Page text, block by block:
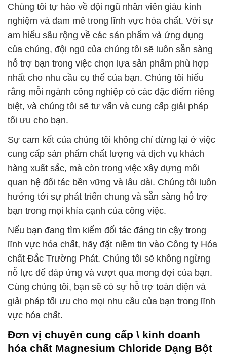
Chúng tôi tự hào về đội ngũ nhân viên giàu kinh
nghiệm và đam mê trong lĩnh vực hóa chất. Với sự
am hiểu sâu rộng về các sản phẩm và ứng dụng
của chúng, đội ngũ của chúng tôi sẽ luôn sẵn sàng
hỗ trợ bạn trong việc chọn lựa sản phẩm phù hợp
nhất cho nhu cầu cụ thể của bạn. Chúng tôi hiểu
rằng mỗi ngành công nghiệp có các đặc điểm riêng
biệt, và chúng tôi sẽ tư vấn và cung cấp giải pháp
tối ưu cho bạn.
Sự cam kết của chúng tôi không chỉ dừng lại ở việc
cung cấp sản phẩm chất lượng và dịch vụ khách
hàng xuất sắc, mà còn trong việc xây dựng mối
quan hệ đối tác bền vững và lâu dài. Chúng tôi luôn
hướng tới sự phát triển chung và sẵn sàng hỗ trợ
bạn trong mọi khía cạnh của công việc.
Nếu bạn đang tìm kiếm đối tác đáng tin cậy trong
lĩnh vực hóa chất, hãy đặt niềm tin vào Công ty Hóa
chất Đắc Trường Phát. Chúng tôi sẽ không ngừng
nỗ lực để đáp ứng và vượt qua mong đợi của bạn.
Cùng chúng tôi, bạn sẽ có sự hỗ trợ toàn diện và
giải pháp tối ưu cho mọi nhu cầu của bạn trong lĩnh
vực hóa chất.
Đơn vị chuyên cung cấp \ kinh doanh
hóa chất Magnesium Chloride Dạng Bột